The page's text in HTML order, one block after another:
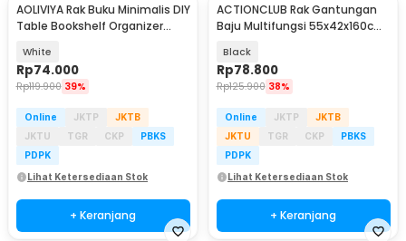
AOLIVIYA Rak Buku Minimalis DIY
Table Bookshelf Organizer
White
Rp74.000
Rp119.900 39%
Online JKTP
JKTB
JKTU
TGR CKP
PBKS
PDPK
Lihat Ketersediaan Stok
+ Keranjang
ACTIONCLUB Rak Gantungan
Baju Multifungsi 55x42x160cm
Black
Rp78.800
Rp125.900 38%
Online JKTP
JKTB
JKTU
TGR CKP
PBKS
PDPK
Lihat Ketersediaan Stok
+ Keranjang